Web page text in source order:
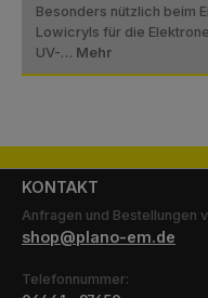
Besonders nützlich beim
Lowicryls für die
UV-… Mehr
KONTAKT
Anfragen und Bestellungen
shop@plano-em.de
Telefonnummer: